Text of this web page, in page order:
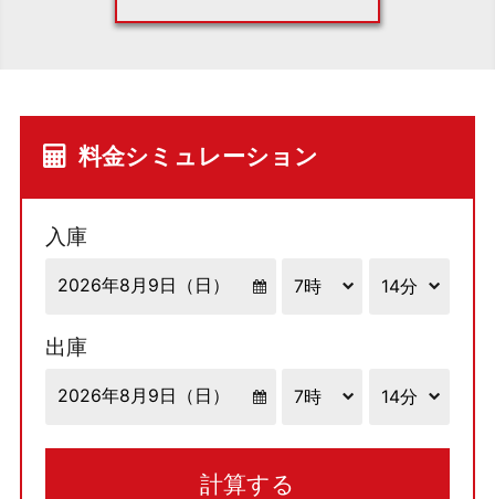
料金シミュレーション
入庫
出庫
計算する